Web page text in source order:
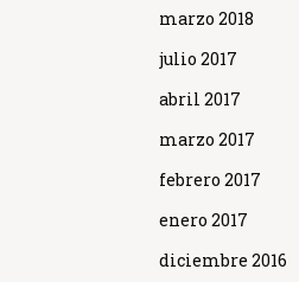
marzo 2018
julio 2017
abril 2017
marzo 2017
febrero 2017
enero 2017
diciembre 2016